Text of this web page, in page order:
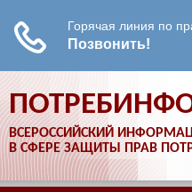
ВСЕРОССИЙСКИЙ
В СФЕРЕ ЗАЩИТЫ ПРАВ